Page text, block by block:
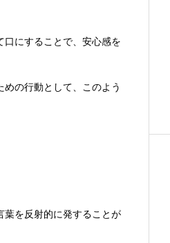
口にすることで、安心感を
の行動として、このよう
葉を反射的に発することが